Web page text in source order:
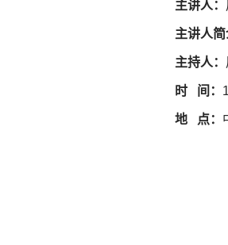
主讲人：
主讲人
主持人：
时 间：
地 点：